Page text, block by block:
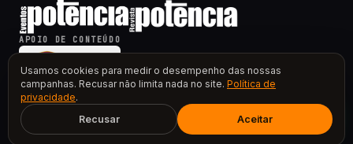
APOIO DE CONTEÚDO
Usamos cookies para medir o desempenho das nossas
campanhas. Recusar não limita nada no site. Política de
privacidade.
Recusar
Aceitar